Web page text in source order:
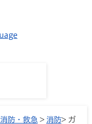
消防・救急 > 消防> ガ